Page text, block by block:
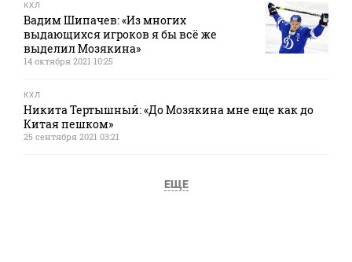
КХЛ
Вадим Шипачев: «Из многих
выдающихся игроков я бы всё же
выделил Мозякина»
14 октября 2021 10:25
КХЛ
Никита Тертышный: «До Мозякина мне еще как до
Китая пешком»
25 сентября 2021 03:21
ЕЩЕ